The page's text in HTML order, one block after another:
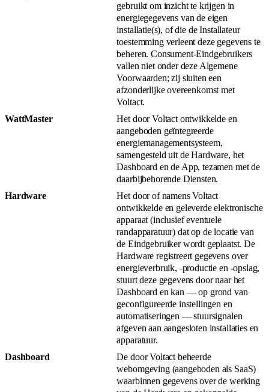
gebruikt om inzicht te krijgen in
energiegegevens van de eigen
installatie(s), of die de Installateur
toestemming verleent deze gegevens te
beheren. Consument-Eindgebruikers
vallen niet onder deze Algemene
Voorwaarden; zij sluiten een
afzonderlijke overeenkomst met
Voltact.
WattMaster
Het door Voltact ontwikkelde en
aangeboden geïntegreerde
energiemanagementsysteem,
samengesteld uit de Hardware, het
Dashboard en de App, tezamen met de
daarbijbehorende Diensten.
Hardware
Het door of namens Voltact
ontwikkelde en geleverde elektronische
apparaat (inclusief eventuele
randapparatuur) dat op de locatie van
de Eindgebruiker wordt geplaatst. De
Hardware registreert gegevens over
energieverbruik, -productie en -opslag,
stuurt deze gegevens door naar het
Dashboard en kan — op grond van
geconfigureerde instellingen en
automatiseringen — stuursignalen
afgeven aan aangesloten installaties en
apparatuur.
Dashboard
De door Voltact beheerde
webomgeving (aangeboden als SaaS)
waarbinnen gegevens over de werking